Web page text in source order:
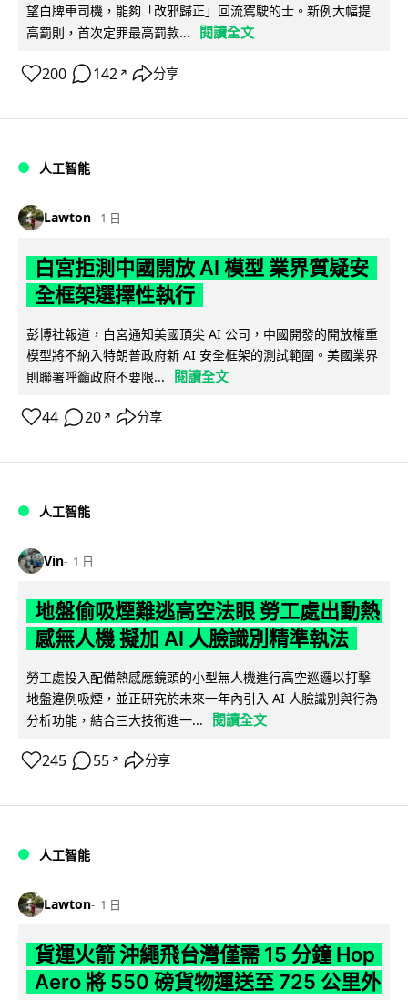
望白牌車司機，能夠「改邪歸正」回流駕駛的士。新例大幅提
高罰則，首次定罪最高罰款...
閱讀全文
200 142 ↗ 分享
人工智能
Lawton 1 日
白宮拒測中國開放 AI 模型 業界質疑安
全框架選擇性執行
彭博社報道，白宮通知美國頂尖 AI 公司，中國開發的開放權重
模型將不納入特朗普政府新 AI 安全框架的測試範圍。美國業界
則聯署呼籲政府不要限...
閱讀全文
44 20 ↗ 分享
人工智能
Vin 1 日
地盤偷吸煙難逃高空法眼 勞工處出動熱
感無人機 擬加 AI 人臉識別精準執法
勞工處投入配備熱感應鏡頭的小型無人機進行高空巡邏以打擊
地盤違例吸煙，並正研究於未來一年內引入 AI 人臉識別與行為
分析功能，結合三大技術進一...
閱讀全文
245 55 ↗ 分享
人工智能
Lawton 1 日
貨運火箭 沖繩飛台灣僅需 15 分鐘 Hop
Aero 將 550 磅貨物運送至 725 公里外